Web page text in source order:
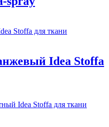
Idea Stoffa